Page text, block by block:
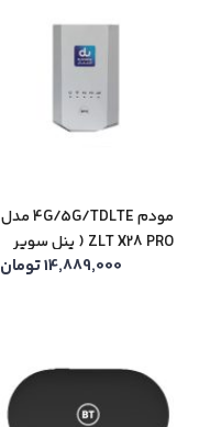
مودم 4G/5G/TDLTE مدل
ZLT X28 PRO ( پنل سوپر
ادمین ویژه ) ( کارکرده )
14,889,000تومان